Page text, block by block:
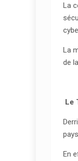
La
La
de
Le
En